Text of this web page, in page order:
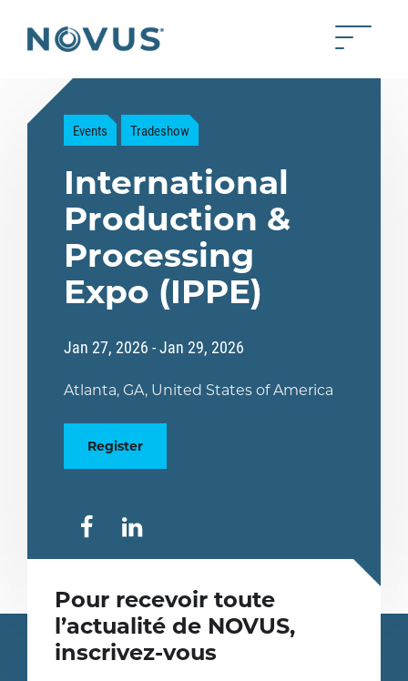
Back to home Toggle
Events Tradeshow
International
Production &
Processing
Expo (IPPE)
Jan 27, 2026 - Jan 29, 2026
Atlanta, GA, United States of America
Register
partager partager
Pour recevoir toute
l’actualité de NOVUS,
inscrivez-vous